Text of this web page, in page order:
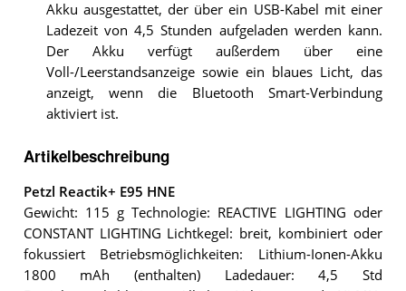
Akku ausgestattet, der über ein USB-Kabel mit einer
Ladezeit von 4,5 Stunden aufgeladen werden kann.
Der Akku verfügt außerdem über eine
Voll-/Leerstandsanzeige sowie ein blaues Licht, das
anzeigt, wenn die Bluetooth Smart-Verbindung
aktiviert ist.
Artikelbeschreibung
Petzl Reactik+ E95 HNE
Gewicht: 115 g Technologie: REACTIVE LIGHTING oder
CONSTANT LIGHTING Lichtkegel: breit, kombiniert oder
fokussiert Betriebsmöglichkeiten: Lithium-Ionen-Akku
1800 mAh (enthalten) Ladedauer: 4,5 Std